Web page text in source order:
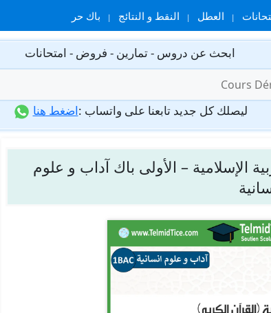
العطل النقط و النتائج باك حر
ابحث عن دروس - تمارين - فروض - امتحانات
ليصلك كل جديد تابعنا على واتساب :اضغط هنا
الإسلامية – الأولى باك آداب و علوم